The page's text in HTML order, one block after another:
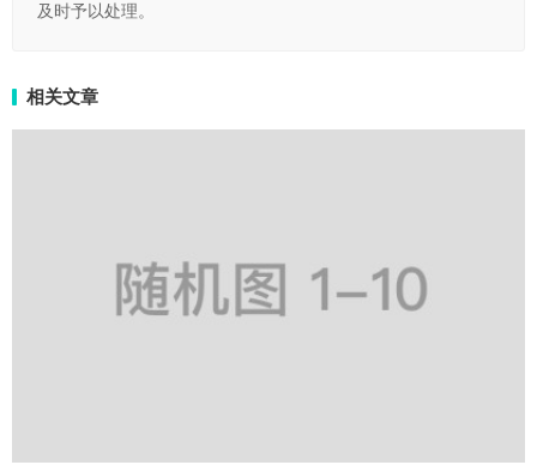
及时予以处理。
相关文章